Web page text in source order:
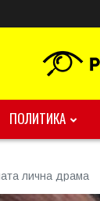
ПОЛИТИКА
лична драма